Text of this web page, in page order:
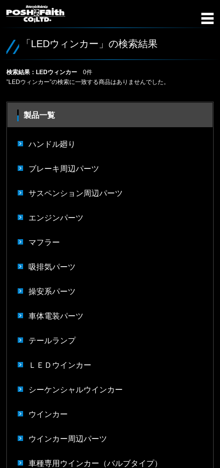
「LEDウィンカー」の検索結果
検索結果：LEDウィンカー 0件
”LEDウィンカー”の検索に一致する商品はありませんでした。
製品一覧
ハンドル廻り
ブレーキ周辺パーツ
サスペンション周辺パーツ
エンジンパーツ
マフラー
吸排気パーツ
操安系パーツ
車体電装パーツ
テールランプ
ＬＥＤウインカー
シーケンシャルウインカー
ウインカー
ウインカー周辺パーツ
車種専用ウインカー（バルブタイプ）